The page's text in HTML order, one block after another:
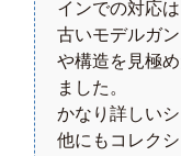
インでの対応
古いモデルガ
や構造を見極
ました。
かなり詳しい
他にもコレク